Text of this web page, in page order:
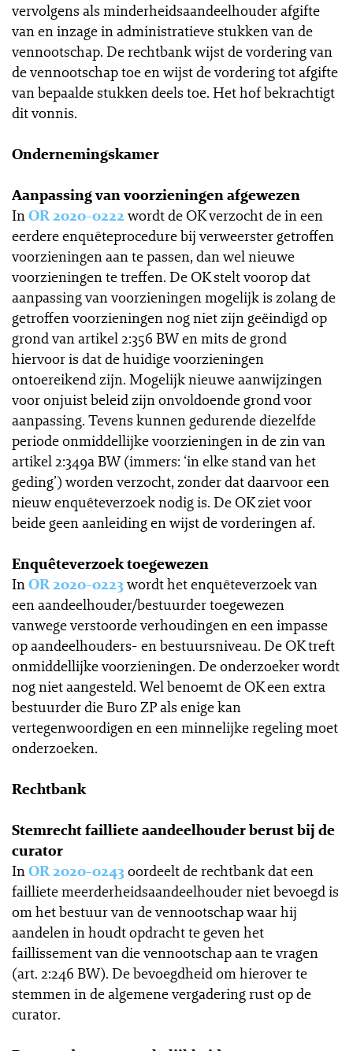
vervolgens als minderheidsaandeelhouder afgifte
van en inzage in administratieve stukken van de
vennootschap. De rechtbank wijst de vordering van
de vennootschap toe en wijst de vordering tot afgifte
van bepaalde stukken deels toe. Het hof bekrachtigt
dit vonnis.
Ondernemingskamer
Aanpassing van voorzieningen afgewezen
InOR 2020-0222 wordt de OK verzocht de in een
eerdere enquêteprocedure bij verweerster getroffen
voorzieningen aan te passen, dan wel nieuwe
voorzieningen te treffen. De OK stelt voorop dat
aanpassing van voorzieningen mogelijk is zolang de
getroffen voorzieningen nog niet zijn geëindigd op
grond van artikel 2:356 BW en mits de grond
hiervoor is dat de huidige voorzieningen
ontoereikend zijn. Mogelijk nieuwe aanwijzingen
voor onjuist beleid zijn onvoldoende grond voor
aanpassing. Tevens kunnen gedurende diezelfde
periode onmiddellijke voorzieningen in de zin van
artikel 2:349a BW (immers: ‘in elke stand van het
geding’) worden verzocht, zonder dat daarvoor een
nieuw enquêteverzoek nodig is. De OK ziet voor
beide geen aanleiding en wijst de vorderingen af.
Enquêteverzoek toegewezen
InOR 2020-0223wordt het enquêteverzoek van
een aandeelhouder/bestuurder toegewezen
vanwege verstoorde verhoudingen en een impasse
op aandeelhouders- en bestuursniveau. De OK treft
onmiddellijke voorzieningen. De onderzoeker wordt
nog niet aangesteld. Wel benoemt de OK een extra
bestuurder die Buro ZP als enige kan
vertegenwoordigen en een minnelijke regeling moet
onderzoeken.
Rechtbank
Stemrecht failliete aandeelhouder berust bij de
curator
InOR 2020-0243oordeelt de rechtbank dat een
failliete meerderheidsaandeelhouder niet bevoegd is
om het bestuur van de vennootschap waar hij
aandelen in houdt opdracht te geven het
faillissement van die vennootschap aan te vragen
(art. 2:246 BW). De bevoegdheid om hierover te
stemmen in de algemene vergadering rust op de
curator.